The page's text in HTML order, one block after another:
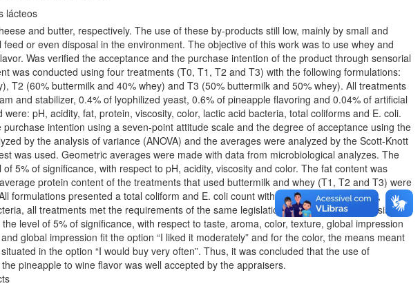
lácteos
and butter, respectively. The use of these by-products still low, mainly by small and
or even disposal in the environment. The objective of this work was to use whey and
Was verified the acceptance and the purchase intention of the product through sensorial
was conducted using four treatments (T0, T1, T2 and T3) with the following formulations:
T2 (60% buttermilk and 40% whey) and T3 (50% buttermilk and 50% whey). All treatments
and stabilizer, 0.4% of lyophilized yeast, 0.6% of pineapple flavoring and 0.04% of artificial
pH, acidity, fat, protein, viscosity, color, lactic acid bacteria, total coliforms and E. coli.
intention using a seven-point attitude scale and the degree of acceptance using the
by the analysis of variance (ANOVA) and the averages were analyzed by the Scott-Knott
was used. Geometric averages were made with data from microbiological analyzes. The
5% of significance, with respect to pH, acidity, viscosity and color. The fat content was
protein content of the treatments that used buttermilk and whey (T1, T2 and T3) were
formulations presented a total coliform and E. coli count within the acceptable range,
all treatments met the requirements of the same legislation. In the sensory analysis, the
level of 5% of significance, with respect to taste, aroma, color, texture, global impression
global impression fit the option “I liked it moderately” and for the color, the means meant
in the option “I would buy very often”. Thus, it was concluded that the use of
pineapple to wine flavor was well accepted by the appraisers.